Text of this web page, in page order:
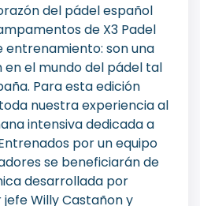
del pádel español
de X3 Padel
entrenamiento: son una
el mundo del pádel tal
Para esta edición
nuestra experiencia al
intensiva dedicada a
por un equipo
se beneficiarán de
desarrollada por
Willy Castañon y